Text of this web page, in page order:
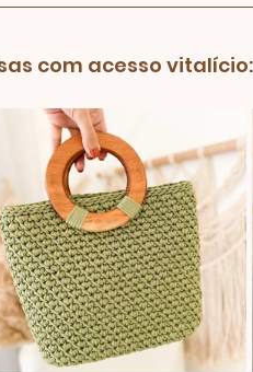
com acesso vitalício: